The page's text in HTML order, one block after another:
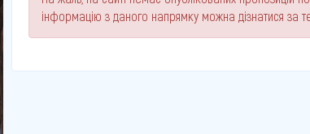
інформацію з даного напрямку можна дізнатися за